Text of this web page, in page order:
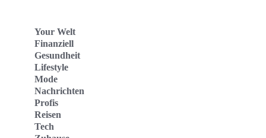
Your Welt
Finanziell
Gesundheit
Lifestyle
Mode
Nachrichten
Profis
Reisen
Tech